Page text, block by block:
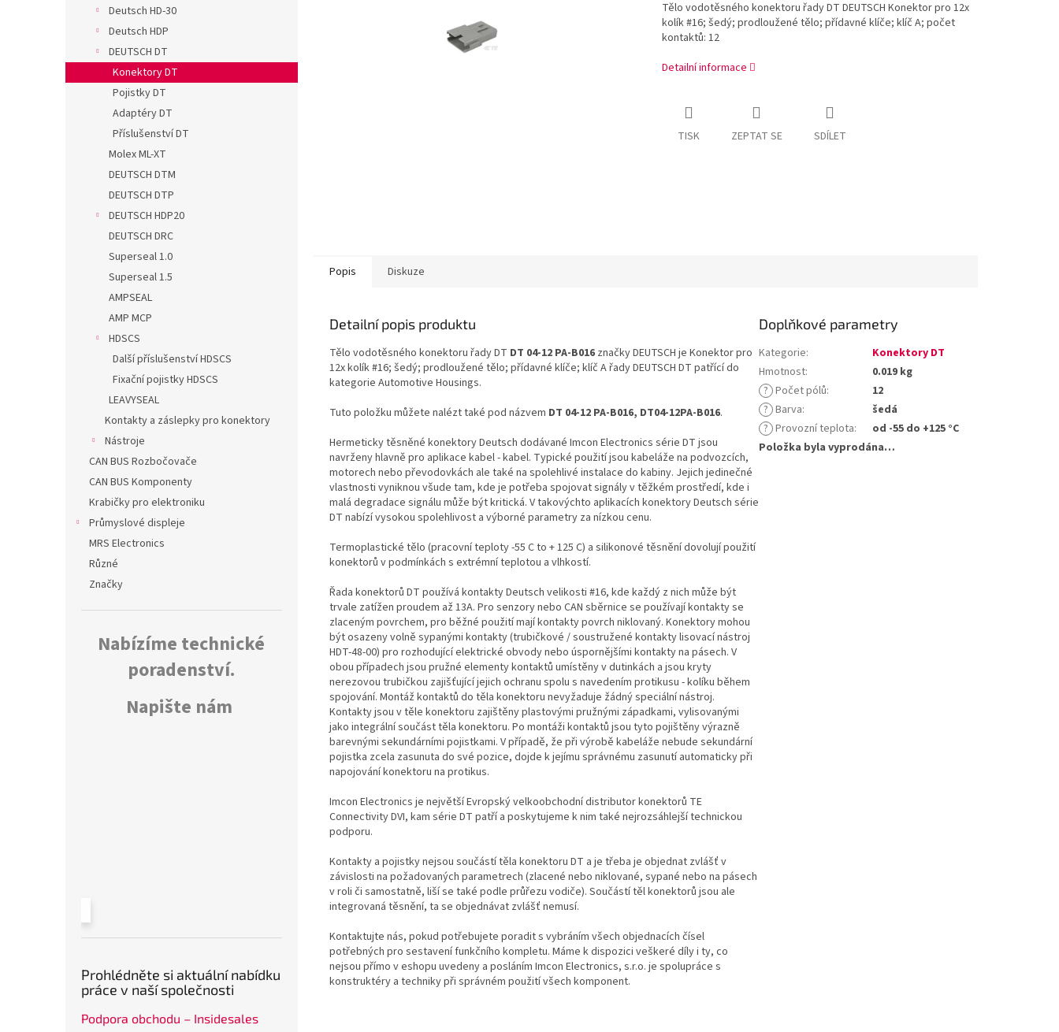
Deutsch HD-30
Deutsch HDP
DEUTSCH DT
Konektory DT
Pojistky DT
Adaptéry DT
Příslušenství DT
Molex ML-XT
DEUTSCH DTM
DEUTSCH DTP
DEUTSCH HDP20
DEUTSCH DRC
Superseal 1.0
Superseal 1.5
AMPSEAL
AMP MCP
HDSCS
Další příslušenství HDSCS
Fixační pojistky HDSCS
LEAVYSEAL
Kontakty a záslepky pro konektory
Nástroje
CAN BUS Rozbočovače
CAN BUS Komponenty
Krabičky pro elektroniku
Průmyslové displeje
MRS Electronics
Různé
Značky
Nabízíme technické
poradenství.
Napište nám
Prohlédněte si aktuální nabídku
práce v naší společnosti
Podpora obchodu – Insidesales
Tělo vodotěsného konektoru řady DT DEUTSCH Konektor pro 12x
kolík #16; šedý; prodloužené tělo; přídavné klíče; klíč A; počet
kontaktů: 12
Detailní informace
TISK ZEPTAT SE SDÍLET
Popis Diskuze
Detailní popis produktu
Tělo vodotěsného konektoru řady DT DT 04-12 PA-B016 značky DEUTSCH je Konektor pro
12x kolík #16; šedý; prodloužené tělo; přídavné klíče; klíč A řady DEUTSCH DT patřící do
kategorie Automotive Housings.
Tuto položku můžete nalézt také pod názvem DT 04-12 PA-B016, DT04-12PA-B016.
Hermeticky těsněné konektory Deutsch dodávané Imcon Electronics série DT jsou
navrženy hlavně pro aplikace kabel - kabel. Typické použití jsou kabeláže na podvozcích,
motorech nebo převodovkách ale také na spolehlivé instalace do kabiny. Jejich jedinečné
vlastnosti vyniknou všude tam, kde je potřeba spojovat signály v těžkém prostředí, kde i
malá degradace signálu může být kritická. V takovýchto aplikacích konektory Deutsch série
DT nabízí vysokou spolehlivost a výborné parametry za nízkou cenu.
Termoplastické tělo (pracovní teploty -55 C to + 125 C) a silikonové těsnění dovolují použití
konektorů v podmínkách s extrémní teplotou a vlhkostí.
Řada konektorů DT používá kontakty Deutsch velikosti #16, kde každý z nich může být
trvale zatížen proudem až 13A. Pro senzory nebo CAN sběrnice se používají kontakty se
zlaceným povrchem, pro běžné použití mají kontakty povrch niklovaný. Konektory mohou
být osazeny volně sypanými kontakty (trubičkové / soustružené kontakty lisovací nástroj
HDT-48-00) pro rozhodující elektrické obvody nebo úspornějšími kontakty na pásech. V
obou případech jsou pružné elementy kontaktů umístěny v dutinkách a jsou kryty
nerezovou trubičkou zajišťující jejich ochranu spolu s navedením protikusu - kolíku během
spojování. Montáž kontaktů do těla konektoru nevyžaduje žádný speciální nástroj.
Kontakty jsou v těle konektoru zajištěny plastovými pružnými západkami, vylisovanými
jako integrální součást těla konektoru. Po montáži kontaktů jsou tyto pojištěny výrazně
barevnými sekundárními pojistkami. V případě, že při výrobě kabeláže nebude sekundární
pojistka zcela zasunuta do své pozice, dojde k jejímu správnému zasunutí automaticky při
napojování konektoru na protikus.
Imcon Electronics je největší Evropský velkoobchodní distributor konektorů TE
Connectivity DVI, kam série DT patří a poskytujeme k nim také nejrozsáhlejší technickou
podporu.
Kontakty a pojistky nejsou součástí těla konektoru DT a je třeba je objednat zvlášť v
závislosti na požadovaných parametrech (zlacené nebo niklované, sypané nebo na pásech
v roli či samostatně, liší se také podle průřezu vodiče). Součástí těl konektorů jsou ale
integrovaná těsnění, ta se objednávat zvlášť nemusí.
Kontaktujte nás, pokud potřebujete poradit s vybráním všech objednacích čísel
potřebných pro sestavení funkčního kompletu. Máme k dispozici veškeré díly i ty, co
nejsou přímo v eshopu uvedeny a posláním Imcon Electronics, s.r.o. je spolupráce s
konstruktéry a techniky při správném použití všech komponent.
Doplňkové parametry
Kategorie:
Konektory DT
Hmotnost:
0.019 kg
? Počet pólů:
12
? Barva:
šedá
? Provozní teplota:
od -55 do +125 °C
Položka byla vyprodána…